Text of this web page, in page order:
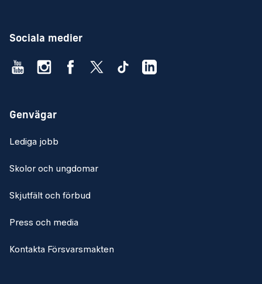
Sociala medier
Genvägar
Lediga jobb
Skolor och ungdomar
Skjutfält och förbud
Press och media
Kontakta Försvarsmakten